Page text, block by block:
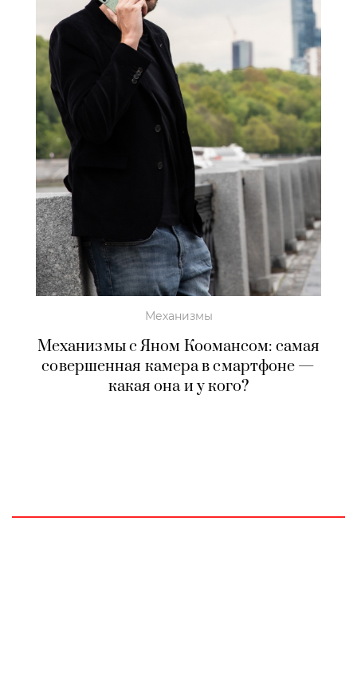
Механизмы
Механизмы с Яном Коомансом: самая
совершенная камера в смартфоне —
какая она и у кого?